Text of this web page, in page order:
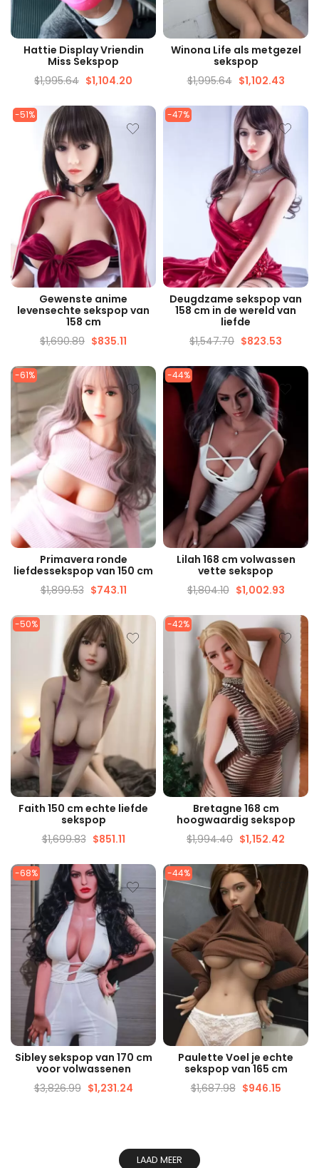
SNELLE WEERGAVE
Hattie Display Vriendin
Miss Sekspop
$1,995.64 $1,104.20
SNELLE WEERGAVE
Winona Life als metgezel
sekspop
$1,995.64 $1,102.43
-51%
SNELLE WEERGAVE
Gewenste anime
levensechte sekspop van
158 cm
$1,690.89 $835.11
-47%
SNELLE WEERGAVE
Deugdzame sekspop van
158 cm in de wereld van
liefde
$1,547.70 $823.53
-61%
SNELLE WEERGAVE
Primavera ronde
liefdessekspop van 150 cm
$1,899.53 $743.11
-44%
SNELLE WEERGAVE
Lilah 168 cm volwassen
vette sekspop
$1,804.10 $1,002.93
-50%
SNELLE WEERGAVE
Faith 150 cm echte liefde
sekspop
$1,699.83 $851.11
-42%
SNELLE WEERGAVE
Bretagne 168 cm
hoogwaardig sekspop
$1,994.40 $1,152.42
-68%
SNELLE WEERGAVE
Sibley sekspop van 170 cm
voor volwassenen
$3,826.99 $1,231.24
-44%
SNELLE WEERGAVE
Paulette Voel je echte
sekspop van 165 cm
$1,687.98 $946.15
LAAD MEER